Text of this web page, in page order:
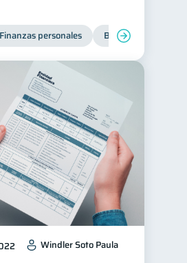
Finanzas personales Bienestar financiero
Windler Soto Paula